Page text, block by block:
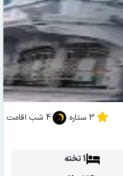
3 ستاره 4 شب اقامت
1 تخته